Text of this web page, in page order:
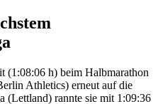
(1:08:06 h) beim Halbmarathon
Athletics) erneut auf die
(Lettland) rannte sie mit 1:09:36